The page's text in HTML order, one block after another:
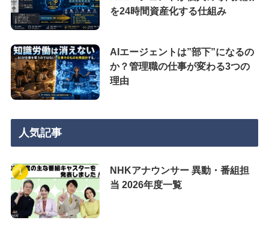
を24時間資産化する仕組み
AIエージェントは”部下”になるの
か？管理職の仕事が変わる3つの
理由
人気記事
NHKアナウンサー 異動・番組担
当 2026年度一覧